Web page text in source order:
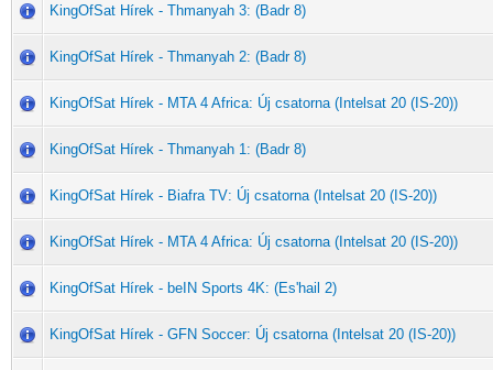
KingOfSat Hírek - Thmanyah 3: (Badr 8)
KingOfSat Hírek - Thmanyah 2: (Badr 8)
KingOfSat Hírek - MTA 4 Africa: Új csatorna (Intelsat 20 (IS-20))
KingOfSat Hírek - Thmanyah 1: (Badr 8)
KingOfSat Hírek - Biafra TV: Új csatorna (Intelsat 20 (IS-20))
KingOfSat Hírek - MTA 4 Africa: Új csatorna (Intelsat 20 (IS-20))
KingOfSat Hírek - beIN Sports 4K: (Es'hail 2)
KingOfSat Hírek - GFN Soccer: Új csatorna (Intelsat 20 (IS-20))